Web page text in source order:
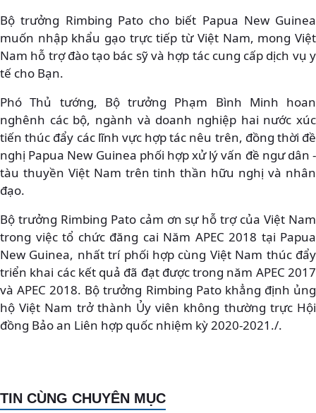
Bộ trưởng Rimbing Pato cho biết Papua New Guinea
muốn nhập khẩu gạo trực tiếp từ Việt Nam, mong Việt
Nam hỗ trợ đào tạo bác sỹ và hợp tác cung cấp dịch vụ y
tế cho Bạn.
Phó Thủ tướng, Bộ trưởng Phạm Bình Minh hoan
nghênh các bộ, ngành và doanh nghiệp hai nước xúc
tiến thúc đẩy các lĩnh vực hợp tác nêu trên, đồng thời đề
nghị Papua New Guinea phối hợp xử lý vấn đề ngư dân -
tàu thuyền Việt Nam trên tinh thần hữu nghị và nhân
đạo.
Bộ trưởng Rimbing Pato cảm ơn sự hỗ trợ của Việt Nam
trong việc tổ chức đăng cai Năm APEC 2018 tại Papua
New Guinea, nhất trí phối hợp cùng Việt Nam thúc đẩy
triển khai các kết quả đã đạt được trong năm APEC 2017
và APEC 2018. Bộ trưởng Rimbing Pato khẳng định ủng
hộ Việt Nam trở thành Ủy viên không thường trực Hội
đồng Bảo an Liên hợp quốc nhiệm kỳ 2020-2021./.
TIN CÙNG CHUYÊN MỤC